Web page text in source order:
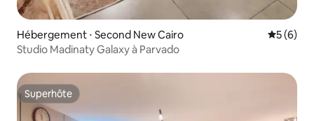
Hébergement ⋅ Second New Cairo
5 (6)
Studio Madinaty Galaxy à Parvado
Superhôte
Superhôte